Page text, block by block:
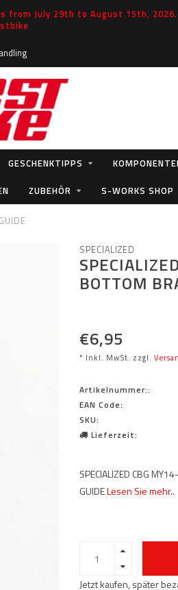
July 29th to August 15th,
GESCHENKTIPPS
ZUBEHÖR S-WORKS SHOP
SPECIALIZED
BOTTOM
€6,95
* Inkl. MwSt. zzgl.
Artikelnummer::
EAN Code:
SKU:
Lieferzeit:
SPECIALIZED CBG
GUIDELesen Sie mehr..
Jetzt kaufen, später